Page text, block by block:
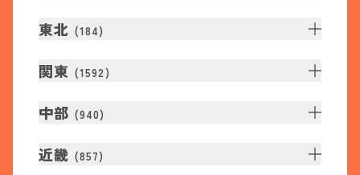
東北 (184)
関東 (1592 )
中部 (940)
近畿 (857)